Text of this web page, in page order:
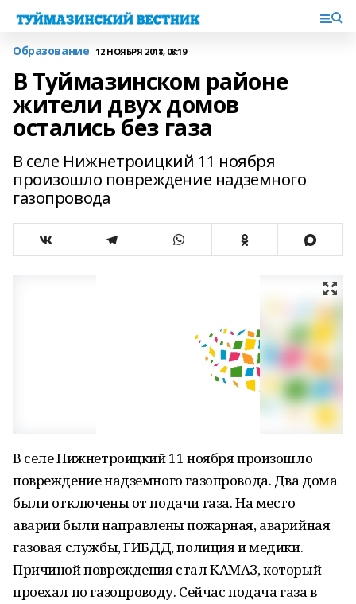
Образование 12 НОЯБРЯ 2018, 08:19
В Туймазинском районе
жители двух домов
остались без газа
В селе Нижнетроицкий 11 ноября
произошло повреждение надземного
газопровода
В селе Нижнетроицкий 11 ноября произошло
повреждение надземного газопровода. Два дома
были отключены от подачи газа. На место
аварии были направлены пожарная, аварийная
газовая службы, ГИБДД, полиция и медики.
Причиной повреждения стал КАМАЗ, который
проехал по газопроводу. Сейчас подача газа в